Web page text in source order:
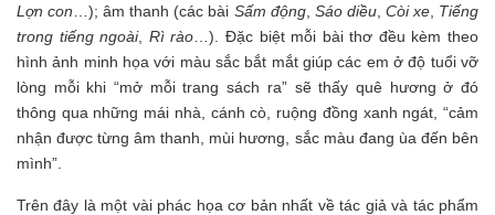
Lợn con …); âm thanh (các bài Sấm động, Sáo diều, Còi xe, Tiếng
trong tiếng ngoài, Rì rào …). Đặc biệt mỗi bài thơ đều kèm theo
hình ảnh minh họa với màu sắc bắt mắt giúp các em ở độ tuổi vỡ
lòng mỗi khi “mở mỗi trang sách ra” sẽ thấy quê hương ở đó
thông qua những mái nhà, cánh cò, ruộng đồng xanh ngát, “cảm
nhận được từng âm thanh, mùi hương, sắc màu đang ùa đến bên
mình”.
Trên đây là một vài phác họa cơ bản nhất về tác giả và tác phẩm